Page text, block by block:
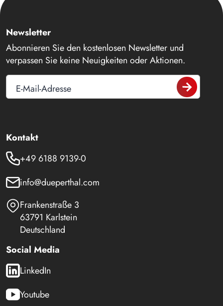
Newsletter
Abonnieren Sie den kostenlosen Newsletter und
verpassen Sie keine Neuigkeiten oder Aktionen.
E-Mail-Adresse
Kontakt
+49 6188 9139-0
info@dueperthal.com
Frankenstraße 3
63791 Karlstein
Deutschland
Social Media
LinkedIn
Youtube